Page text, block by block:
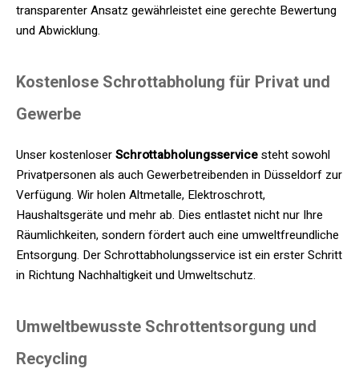
transparenter Ansatz gewährleistet eine gerechte Bewertung
und Abwicklung.
Kostenlose Schrottabholung für Privat und
Gewerbe
Unser kostenloserSchrottabholungsservicesteht sowohl
Privatpersonen als auch Gewerbetreibenden in Düsseldorf zur
Verfügung. Wir holen Altmetalle, Elektroschrott,
Haushaltsgeräte und mehr ab. Dies entlastet nicht nur Ihre
Räumlichkeiten, sondern fördert auch eine umweltfreundliche
Entsorgung. Der Schrottabholungsservice ist ein erster Schritt
in Richtung Nachhaltigkeit und Umweltschutz.
Umweltbewusste Schrottentsorgung und
Recycling